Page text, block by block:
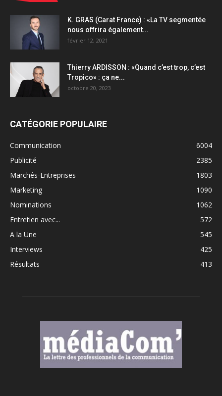
K. GRAS (Carat France) : «La TV segmentée
nous offrira également...
février 12, 2021
Thierry ARDISSON : «Quand c’est trop, c’est
Tropico» : ça ne...
octobre 20, 2023
CATÉGORIE POPULAIRE
Communication
6004
Publicité
2385
Marchés-Entreprises
1803
Marketing
1090
Nominations
1062
Entretien avec...
572
A la Une
545
Interviews
425
Résultats
413